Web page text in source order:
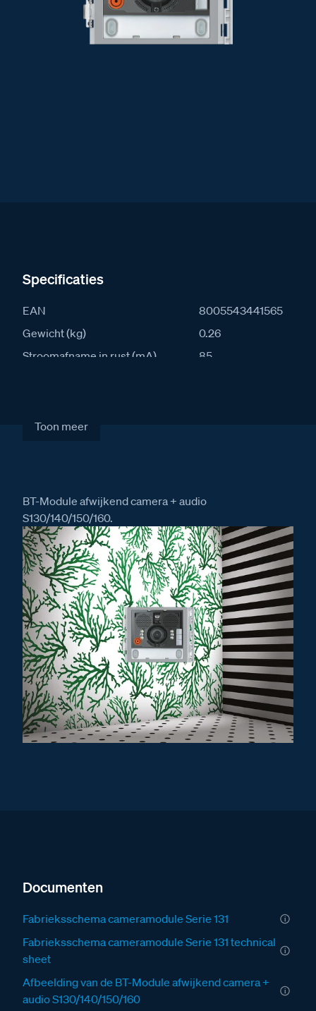
Specificaties
EAN
8005543441565
Gewicht (kg)
0.26
Stroomafname in rust (mA)
85
Toon meer
BT-Module afwijkend camera + audio
S130/140/150/160.
Documenten
Fabrieksschema cameramodule Serie 131
Fabrieksschema cameramodule Serie 131 technical
sheet
Afbeelding van de BT-Module afwijkend camera +
audio S130/140/150/160